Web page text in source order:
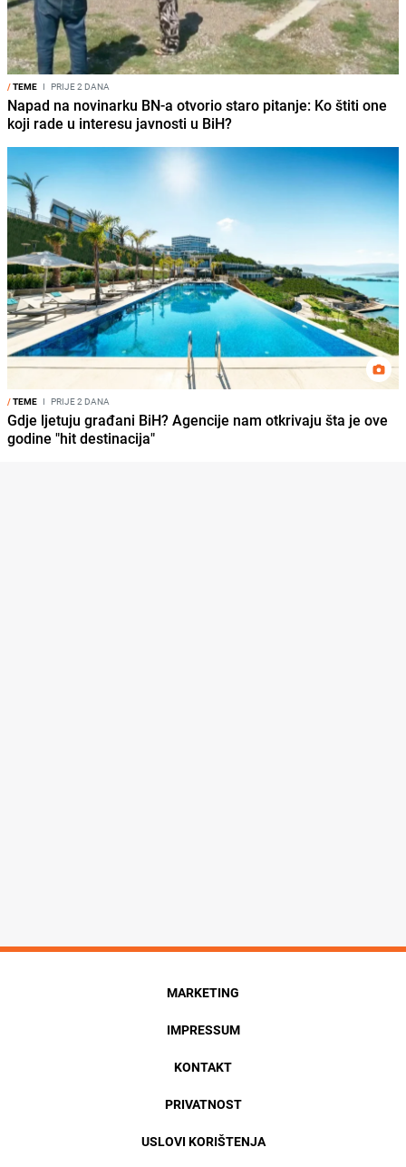
/TEME I PRIJE 2 DANA
Napad na novinarku BN-a otvorio staro pitanje: Ko štiti one
koji rade u interesu javnosti u BiH?
/TEME I PRIJE 2 DANA
Gdje ljetuju građani BiH? Agencije nam otkrivaju šta je ove
godine "hit destinacija"
MARKETING
IMPRESSUM
KONTAKT
PRIVATNOST
USLOVI KORIŠTENJA